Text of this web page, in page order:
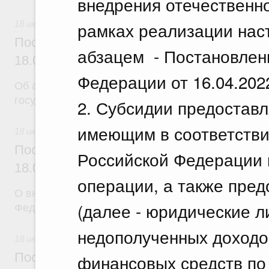
рамках реализации
абзацем -
Федерации от
2. Субсидии
имеющим в
Российской Федерации
операции, а также
(далее - юридические
недополученных
финансовых средств
Постановление Правительства
18.07.2026 г. № 904
Об авансировании
государственных контрактов
Постановление Правительства
18.07.2026 г. № 909
О внесении изменения в постановление
Федерации от 17 февраля 2024 г. № 179
Постановление Правительства